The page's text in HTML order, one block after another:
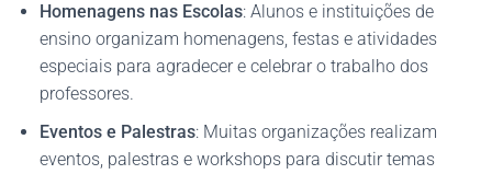
Homenagens nas Escolas: Alunos e instituições de
ensino organizam homenagens, festas e atividades
especiais para agradecer e celebrar o trabalho dos
professores.
Eventos e Palestras: Muitas organizações realizam
eventos, palestras e workshops para discutir temas